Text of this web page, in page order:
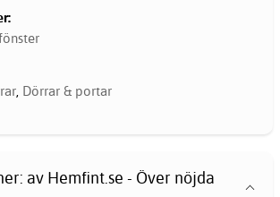
, Dörrar & portar
av Hemfint.se - Över nöjda